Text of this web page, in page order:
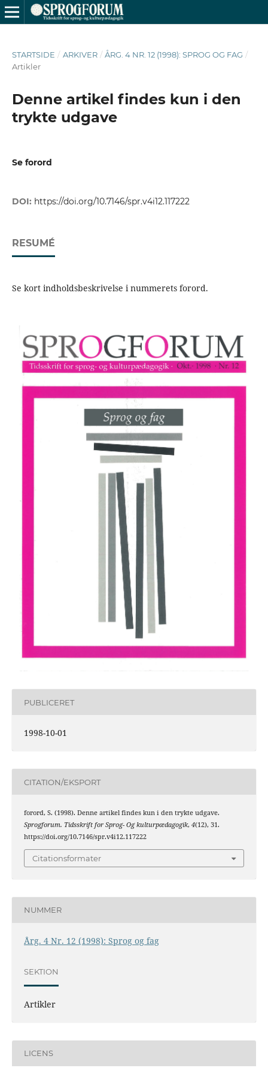
STARTSIDE / ARKIVER / ÅRG. 4 NR. 12 (1998): SPROG OG FAG /
Artikler
Denne artikel findes kun i den
trykte udgave
Se forord
DOI: https://doi.org/10.7146/spr.v4i12.117222
RESUMÉ
Se kort indholdsbeskrivelse i nummerets forord.
PUBLICERET
1998-10-01
CITATION/EKSPORT
forord, S. (1998). Denne artikel findes kun i den trykte udgave.
Sprogforum. Tidsskrift for Sprog- Og kulturpædagogik, 4(12), 31.
https://doi.org/10.7146/spr.v4i12.117222
Citationsformater
NUMMER
Årg. 4 Nr. 12 (1998): Sprog og fag
SEKTION
Artikler
LICENS